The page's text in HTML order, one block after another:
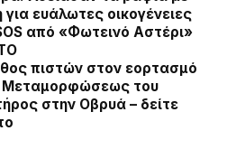
για ευάλωτες οικογένειες
από «Φωτεινό Αστέρι»
πιστών στον εορτασμό
Μεταμορφώσεως του
στην Οβρυά – δείτε